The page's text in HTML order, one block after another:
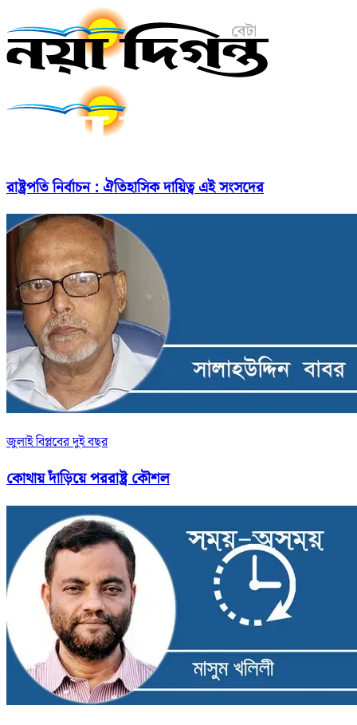
রাষ্ট্রপতি নির্বাচন : ঐতিহাসিক দায়িত্ব এই সংসদের
জুলাই বিপ্লবের দুই বছর
কোথায় দাঁড়িয়ে পররাষ্ট্র কৌশল